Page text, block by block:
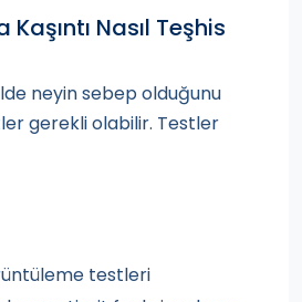
Nasıl Teşhis
neyin sebep olduğunu
gerekli olabilir. Testler
testleri